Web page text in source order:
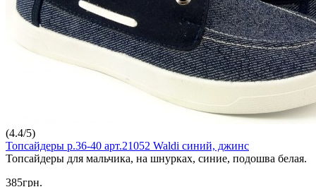
(4.4/5)
Топсайдеры р.36-40 арт.21052 Waldi синий, джинс
Топсайдеры для мальчика, на шнурках, синие, подошва белая.
385грн.